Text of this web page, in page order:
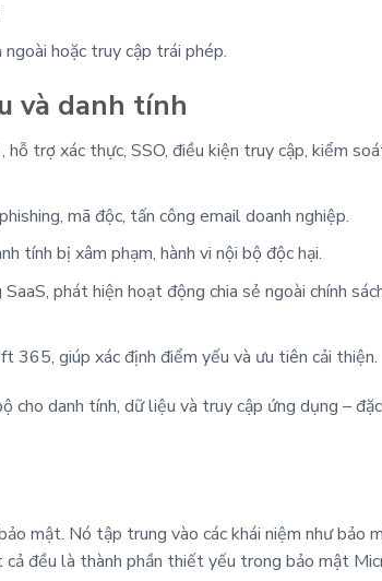
hoặc truy cập trái phép.
và danh tính
trợ xác thực, SSO, điều kiện truy cập, kiểm
mã độc, tấn công email doanh nghiệp.
tính bị xâm phạm, hành vi nội bộ độc hại.
phát hiện hoạt động chia sẻ ngoài chính
365, giúp xác định điểm yếu và ưu tiên cải thiện.
cho danh tính, dữ liệu và truy cập ứng dụng –
mật. Nó tập trung vào các khái niệm như bảo
đều là thành phần thiết yếu trong bảo mật